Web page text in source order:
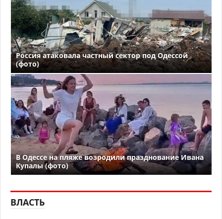
Россия атаковала частный сектор под Одессой
(фото)
В Одессе на пляже возродили празднование Ивана
Купалы (фото)
ВЛАСТЬ